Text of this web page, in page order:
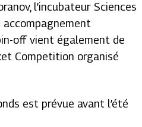
l’incubateur Sciences
accompagnement
off vient également de
Competition organisé
est prévue avant l’été